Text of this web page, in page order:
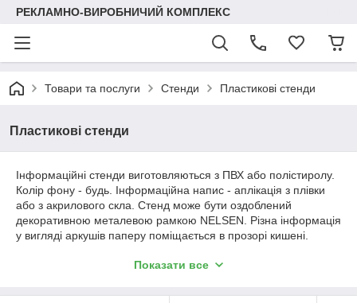
РЕКЛАМНО-ВИРОБНИЧИЙ КОМПЛЕКС
Товари та послуги Стенди Пластикові стенди
Пластикові стенди
Інформаційні стенди виготовляються з ПВХ або полістиролу.
Колір фону - будь. Інформаційна напис - аплікація з плівки
або з акрилового скла. Стенд може бути оздоблений
декоративною металевою рамкою NELSEN. Різна інформація
у вигляді аркушів паперу поміщається в прозорі кишені.
Куточок покупця;
Показати все